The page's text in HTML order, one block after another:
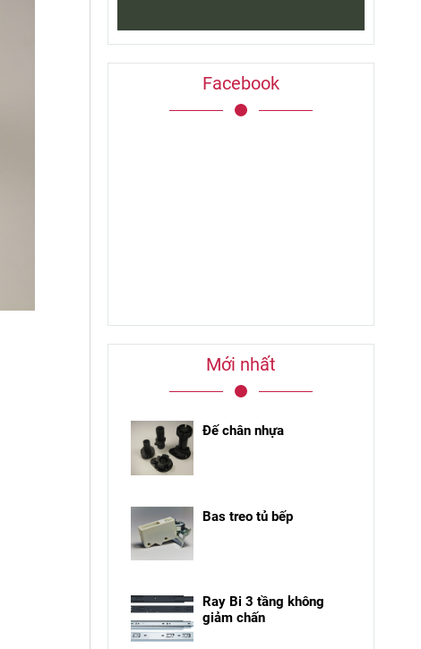
Facebook
Mới nhất
Đế chân nhựa
Bas treo tủ bếp
Ray Bi 3 tầng không
giảm chấn